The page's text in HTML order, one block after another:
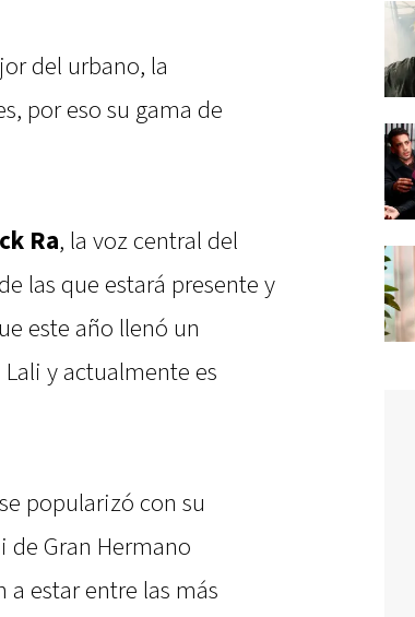
del urbano, la
por eso su gama de
Ra, la voz central del
las que estará presente y
este año llenó un
y actualmente es
popularizó con su
de Gran Hermano
estar entre las más